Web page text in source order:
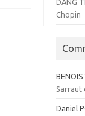
DANG
Chopin
Sarraut
Daniel